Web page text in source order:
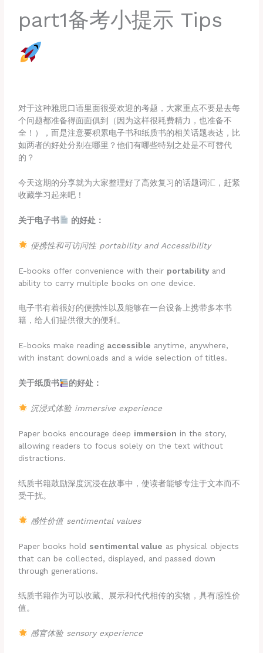
part1备考小提示 Tips
对于这种雅思口语里面很受欢迎的考题，大家重点不要是去每
个问题都准备得面面俱到（因为这样很耗费精力，也准备不
全！），而是注意要积累电子书和纸质书的相关话题表达，比
如两者的好处分别在哪里？他们有哪些特别之处是不可替代
的？
今天这期的分享就为大家整理好了高效复习的话题词汇，赶紧
收藏学习起来吧！
关于电子书 的好处：
便携性和可访问性 portability and Accessibility
E-books offer convenience with their portabilityand
ability to carry multiple books on one device.
电子书有着很好的便携性以及能够在一台设备上携带多本书
籍，给人们提供很大的便利。
E-books make reading accessible anytime, anywhere,
with instant downloads and a wide selection of titles.
关于纸质书 的好处：
沉浸式体验 immersive experience
Paper books encourage deep immersion in the story,
allowing readers to focus solely on the text without
distractions.
纸质书籍鼓励深度沉浸在故事中，使读者能够专注于文本而不
受干扰。
感性价值 sentimental values
Paper books hold sentimental value as physical objects
that can be collected, displayed, and passed down
through generations.
纸质书籍作为可以收藏、展示和代代相传的实物，具有感性价
值。
感官体验 sensory experience